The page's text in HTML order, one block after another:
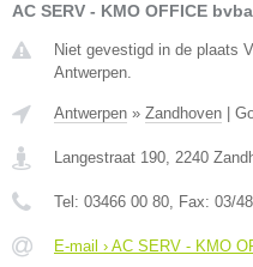
AC SERV - KMO OFFICE bvba
Niet gevestigd in de plaats
Antwerpen.
Antwerpen » Zandhoven
Langestraat 190, 2240
Tel: 03466 00 80, Fax: 03/
E-mail › AC SERV - KMO